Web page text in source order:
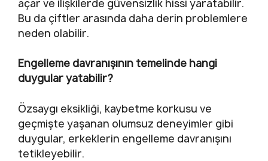
açar ve ilişkilerde güvensizlik hissi yaratabilir.
Bu da çiftler arasında daha derin problemlere
neden olabilir.
Engelleme davranışının temelinde hangi
duygular yatabilir?
Özsaygı eksikliği, kaybetme korkusu ve
geçmişte yaşanan olumsuz deneyimler gibi
duygular, erkeklerin engelleme davranışını
tetikleyebilir.